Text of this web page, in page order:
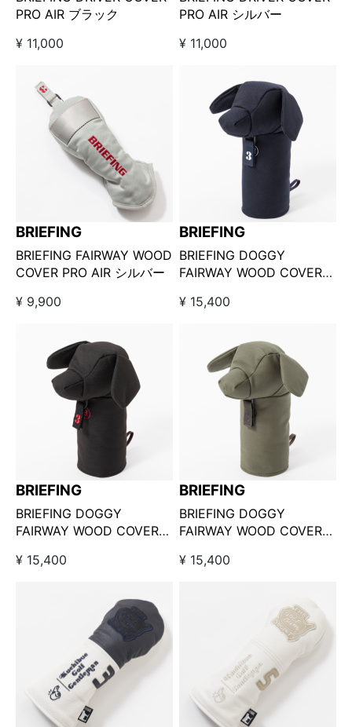
PRO AIR ブラック
¥ 11,000
PRO AIR シルバー
¥ 11,000
BRIEFING
BRIEFING FAIRWAY WOOD
COVER PRO AIR シルバー
¥ 9,900
BRIEFING
BRIEFING DOGGY
FAIRWAY WOOD COVER
ィング ドギーフェアウェイ
¥ 15,400
BRIEFING
BRIEFING DOGGY
FAIRWAY WOOD COVER
ング ドギーフェアウェイウ
¥ 15,400
BRIEFING
BRIEFING DOGGY
FAIRWAY WOOD COVER
ーフィング ドギーフェアウ
¥ 15,400